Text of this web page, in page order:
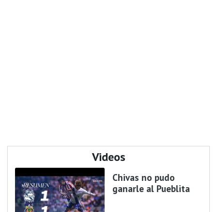
Videos
Chivas no pudo
ganarle al Pueblita